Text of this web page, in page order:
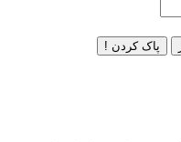
پاک کردن !